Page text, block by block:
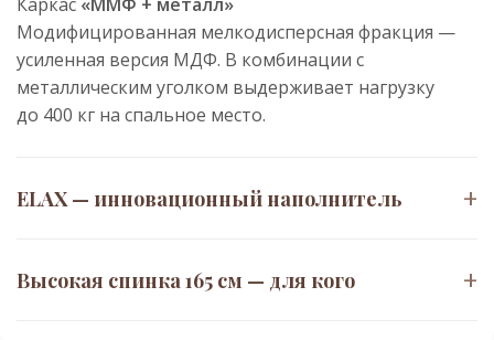
Модифицированная мелкодисперсная фракция —
усиленная версия МДФ. В комбинации с
металлическим уголком выдерживает нагрузку
до 400 кг на спальное место.
ELAX — инновационный наполнитель +
Полиуретан с открытыми порами и «эффектом
Высокая спинка 165 см — для кого +